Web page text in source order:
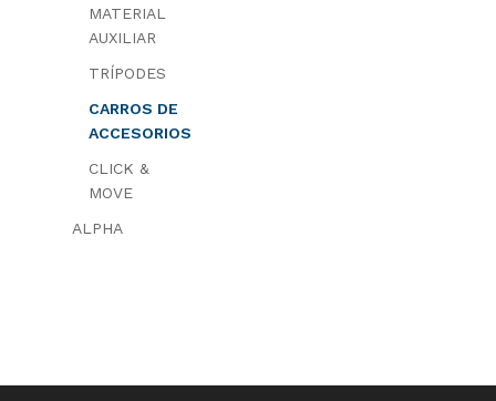
MATERIAL
AUXILIAR
TRÍPODES
CARROS DE
ACCESORIOS
CLICK &
MOVE
ALPHA